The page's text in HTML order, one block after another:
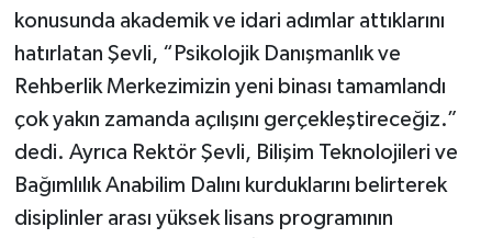
konusunda akademik ve idari adımlar attıklarını
hatırlatan Şevli, “Psikolojik Danışmanlık ve
Rehberlik Merkezimizin yeni binası tamamlandı
çok yakın zamanda açılışını gerçekleştireceğiz.”
dedi. Ayrıca Rektör Şevli, Bilişim Teknolojileri ve
Bağımlılık Anabilim Dalını kurduklarını belirterek
disiplinler arası yüksek lisans programının